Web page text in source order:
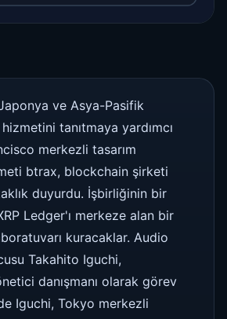
ve Asya-Pasifik
tanıtmaya yardımcı
merkezli tasarım
btrax, blockchain şirketi
duyurdu. İşbirliğinin bir
Ledger'ı merkeze alan bir
kuracaklar. Audio
Takahito Iguchi,
danışmanı olarak görev
Iguchi, Tokyo merkezli